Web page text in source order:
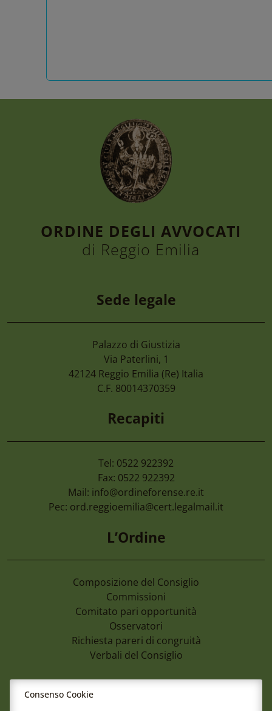
7 Agosto 2026
Camera Di Commercio Emilia –
Di Imprese Non Più Operative
ORDINE DEGLI AVVOCATI
di Reggio Emilia
Sede legale
Palazzo di Giustizia
Via Paterlini, 1
42124 Reggio Emilia (Re) Italia
C.F. 80014370359
Recapiti
Tel: 0522 922392
Fax: 0522 922392
Mail: info@ordineforense.re.it
Pec: ord.reggioemilia@cert.legalmail.it
L’Ordine
Composizione del Consiglio
Commissioni
Comitato pari opportunità
Osservatori
Richiesta pareri di congruità
Verbali del Consiglio
Consenso Cookie